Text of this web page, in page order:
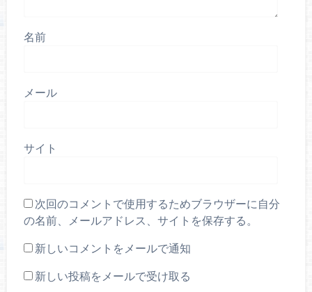
名前
メール
サイト
次回のコメントで使用するためブラウザーに自分
の名前、メールアドレス、サイトを保存する。
新しいコメントをメールで通知
新しい投稿をメールで受け取る